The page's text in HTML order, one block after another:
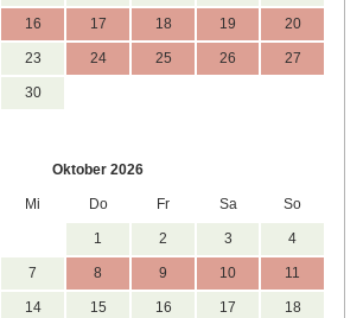
16 17 18 19 20
23 24 25 26 27
30
Oktober 2026
Mi Do Fr Sa So
1 2 3 4
7 8 9 10 11
14 15 16 17 18